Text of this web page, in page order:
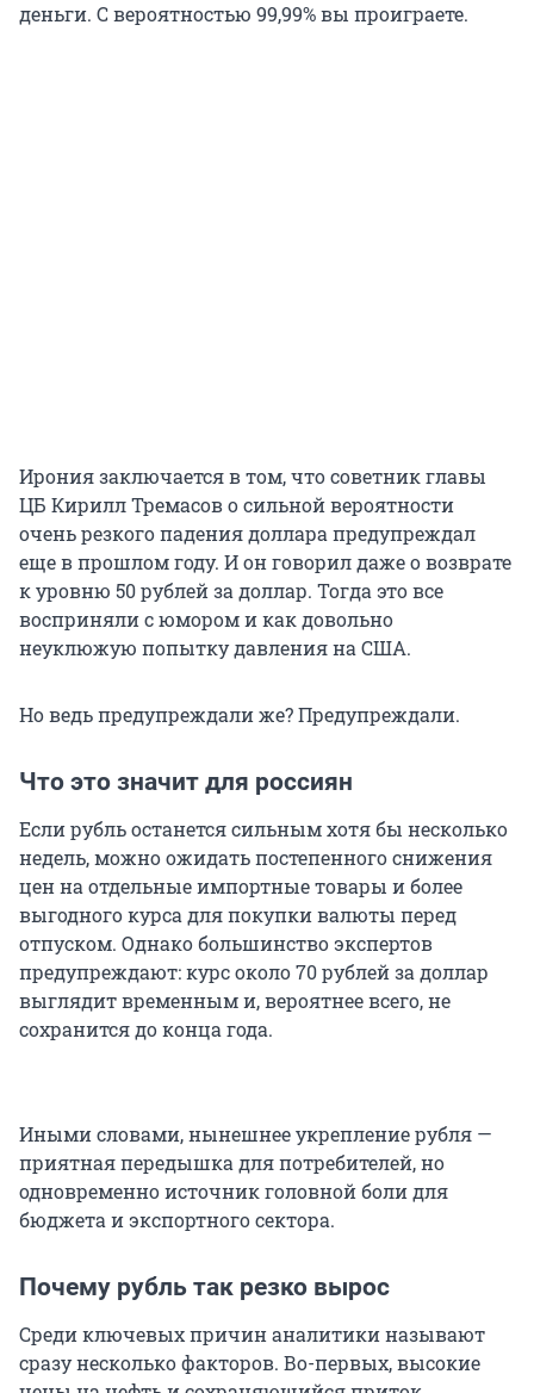
деньги. С вероятностью 99,99% вы проиграете.
Ирония заключается в том, что советник главы
ЦБ Кирилл Тремасов о сильной вероятности
очень резкого падения доллара предупреждал
еще в прошлом году. И он говорил даже о возврате
к уровню 50рублей за доллар. Тогда это все
восприняли с юмором и как довольно
неуклюжую попытку давления на США.
Но ведь предупреждали же? Предупреждали.
Что это значит для россиян
Если рубль останется сильным хотя бы несколько
недель, можно ожидать постепенного снижения
цен на отдельные импортные товары и более
выгодного курса для покупки валюты перед
отпуском. Однако большинство экспертов
предупреждают: курс около70рублей за доллар
выглядит временным и, вероятнее всего, не
сохранится до конца года.
Иными словами, нынешнее укрепление рубля —
приятная передышка для потребителей, но
одновременно источник головной боли для
бюджета и экспортного сектора.
Почему рубль так резко вырос
Среди ключевых причин аналитики называют
сразу несколько факторов. Во-первых, высокие